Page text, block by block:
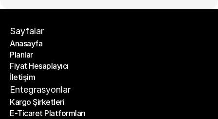
Sayfalar
Anasayfa
Anasayfa
Planlar
Planlar
Fiyat Hesaplayıcı
Fiyat Hesaplayıcı
İletişim
İletişim
Entegrasyonlar
Kargo Şirketleri
Kargo Şirketleri
E-Ticaret Platformları